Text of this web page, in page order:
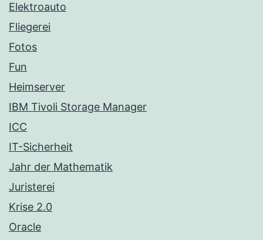
Elektroauto
Fliegerei
Fotos
Fun
Heimserver
IBM Tivoli Storage Manager
ICC
IT-Sicherheit
Jahr der Mathematik
Juristerei
Krise 2.0
Oracle